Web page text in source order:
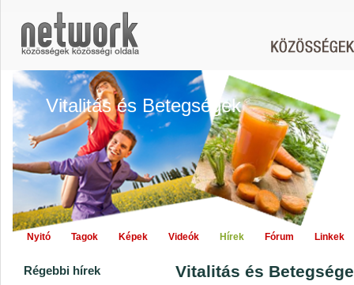
Vitalitás és Betegségek
Nyitó Tagok Képek Videók Hírek Fórum Linkek
Régebbi hírek Vitalitás és